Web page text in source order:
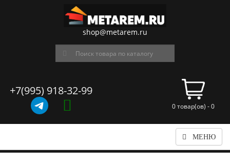
shop@metarem.ru
+7(995) 918-32-99
0 товар(ов) - 0
МЕНЮ